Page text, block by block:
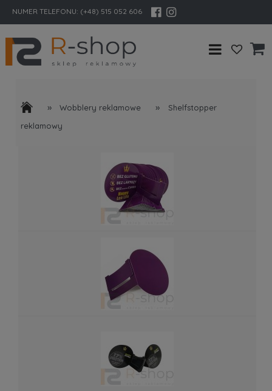
NUMER TELEFONU: (+48) 515 052 606
» Wobblery reklamowe »
Shelfstopper
reklamowy